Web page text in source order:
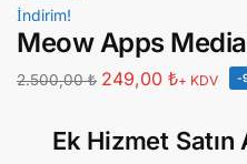
İndirim!
Meow Apps
2.500,00₺ 249,00 ₺+ KDV -
Ek Hizmet Satın